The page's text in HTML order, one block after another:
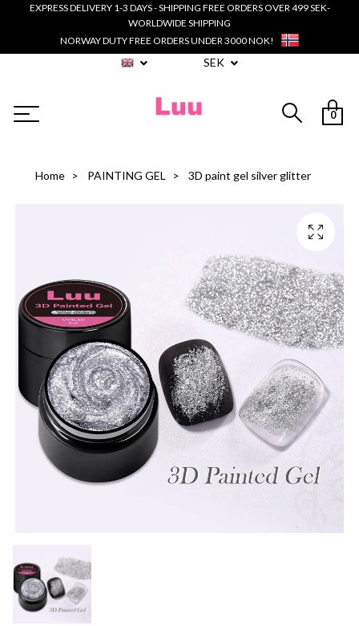
EXPRESS DELIVERY 1-3 DAYS - SHIPPING FREE ORDERS OVER 499 SEK-
WORLDWIDE SHIPPING
NORWAY DUTY FREE ORDERS UNDER 3000 NOK!
SEK
0
Home PAINTING GEL 3D paint gel silver glitter